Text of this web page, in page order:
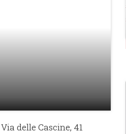
delle Cascine, 41